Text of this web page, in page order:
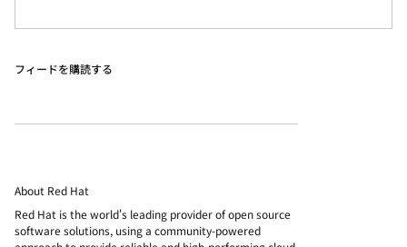
フィードを購読する
About Red Hat
Red Hat is the world's leading provider of open source
software solutions, using a community-powered